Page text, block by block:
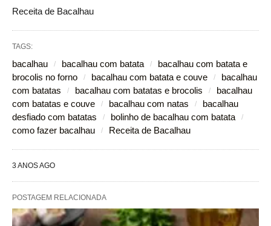
Receita de Bacalhau
TAGS:
bacalhau bacalhau com batata
bacalhau com batata e
brocolis no forno
bacalhau com batata e couve
bacalhau
com batatas
bacalhau com batatas e brocolis
bacalhau
com batatas e couve
bacalhau com natas
bacalhau
desfiado com batatas
bolinho de bacalhau com batata
como fazer bacalhau
Receita de Bacalhau
3 ANOS AGO
POSTAGEM RELACIONADA